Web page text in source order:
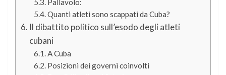
Pallavolo:
Quanti atleti sono scappati da Cuba?
Il dibattito politico sull’esodo degli atleti
cubani
A Cuba
Posizioni dei governi coinvolti